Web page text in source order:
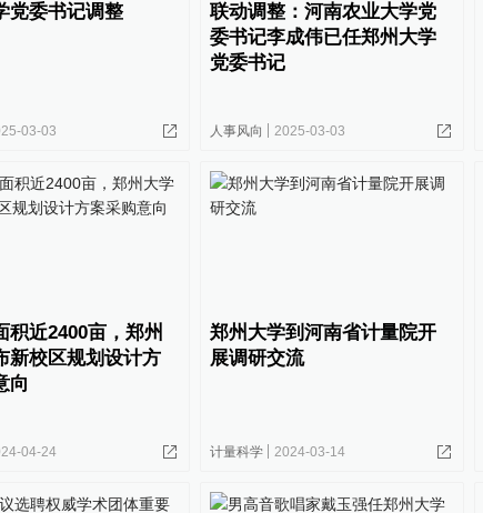
党委书记调整
03-03
联动调整：河南农业大学党
委书记李成伟已任郑州大学
党委书记
人事风向 2025-03-03
积近2400亩，郑州
新校区规划设计方
向
04-24
郑州大学到河南省计量院开
展调研交流
计量科学 2024-03-14